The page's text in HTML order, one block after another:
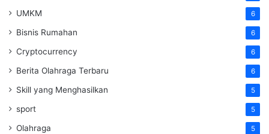
UMKM 6
Bisnis Rumahan 6
Cryptocurrency 6
Berita Olahraga Terbaru 6
Skill yang Menghasilkan 5
sport 5
Olahraga 5